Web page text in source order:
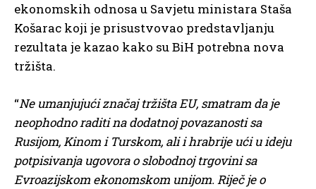
ekonomskih odnosa u Savjetu ministara Staša
Košarac koji je prisustvovao predstavljanju
rezultata je kazao kako su BiH potrebna nova
tržišta.
“Ne umanjujući značaj tržišta EU, smatram da je
neophodno raditi na dodatnoj povazanosti sa
Rusijom, Kinom i Turskom, ali i hrabrije ući u ideju
potpisivanja ugovora o slobodnoj trgovini sa
Evroazijskom ekonomskom unijom. Riječ je o